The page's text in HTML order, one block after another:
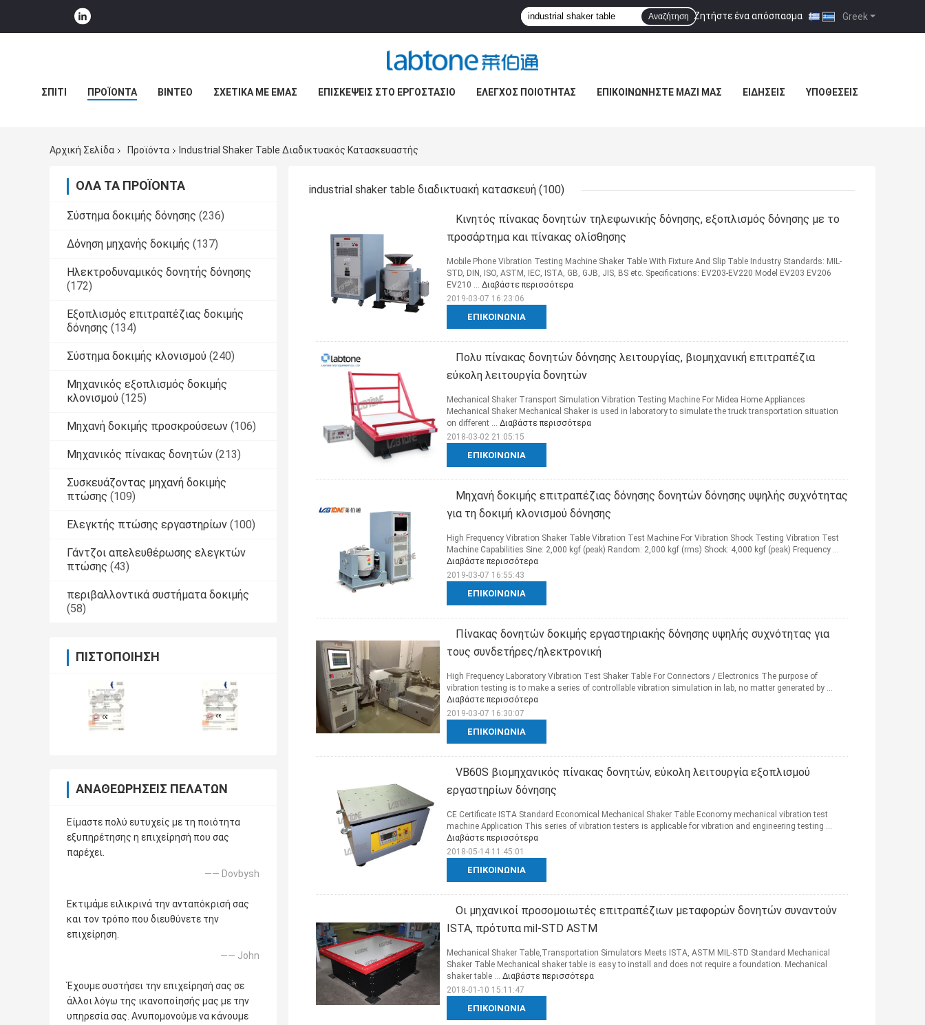
Greek
Ζητήστε ένα απόσπασμα |
Αναζήτηση
ΣΠΊΤΙ ΠΡΟΪΌΝΤΑ ΒΊΝΤΕΟ ΣΧΕΤΙΚΆ ΜΕ ΕΜΆΣ ΕΠΙΣΚΈΨΕΙΣ ΣΤΟ ΕΡΓΟΣΤΆΣΙΟ ΈΛΕΓΧΟΣ ΠΟΙΌΤΗΤΑΣ ΕΠΙΚΟΙΝΩΝΉΣΤΕ ΜΑΖΊ ΜΑΣ ΕΙΔΉΣΕΙΣ ΥΠΟΘΈΣΕΙΣ
Αρχική Σελίδα Προϊόντα Industrial Shaker Table Διαδικτυακός Κατασκευαστής
ΌΛΑ ΤΑ ΠΡΟΪΌΝΤΑ
Σύστημα δοκιμής δόνησης (236)
Δόνηση μηχανής δοκιμής (137)
Ηλεκτροδυναμικός δονητής δόνησης
(172)
Εξοπλισμός επιτραπέζιας δοκιμής
δόνησης (134)
Σύστημα δοκιμής κλονισμού (240)
Μηχανικός εξοπλισμός δοκιμής
κλονισμού (125)
Μηχανή δοκιμής προσκρούσεων (106)
Μηχανικός πίνακας δονητών (213)
Συσκευάζοντας μηχανή δοκιμής
πτώσης (109)
Ελεγκτής πτώσης εργαστηρίων (100)
Γάντζοι απελευθέρωσης ελεγκτών
πτώσης (43)
περιβαλλοντικά συστήματα δοκιμής
(58)
ΠΙΣΤΟΠΟΊΗΣΗ
ΑΝΑΘΕΩΡΉΣΕΙΣ ΠΕΛΑΤΏΝ
Είμαστε πολύ ευτυχείς με τη ποιότητα
εξυπηρέτησης η επιχείρησή που σας
παρέχει.
—— Dovbysh
Εκτιμάμε ειλικρινά την ανταπόκρισή σας
και τον τρόπο που διευθύνετε την
επιχείρηση.
—— John
Έχουμε συστήσει την επιχείρησή σας σε
άλλοι λόγω της ικανοποίησής μας με την
υπηρεσία σας. Ανυπομονούμε να κάνουμε
industrial shaker table διαδικτυακή κατασκευή (100)
Κινητός πίνακας δονητών τηλεφωνικής δόνησης, εξοπλισμός δόνησης με το
προσάρτημα και πίνακας ολίσθησης
ΕΠΙΚΟΙΝΩΝΊΑ
Mobile Phone Vibration Testing Machine Shaker Table With Fixture And Slip Table Industry Standards: MIL-
STD, DIN, ISO, ASTM, IEC, ISTA, GB, GJB, JIS, BS etc. Specifications: EV203-EV220 Model EV203 EV206
EV210 ... Διαβάστε περισσότερα
2019-03-07 16:23:06
Πολυ πίνακας δονητών δόνησης λειτουργίας, βιομηχανική επιτραπέζια
εύκολη λειτουργία δονητών
ΕΠΙΚΟΙΝΩΝΊΑ
Mechanical Shaker Transport Simulation Vibration Testing Machine For Midea Home Appliances
Mechanical Shaker Mechanical Shaker is used in laboratory to simulate the truck transportation situation
on different ... Διαβάστε περισσότερα
2018-03-02 21:05:15
Μηχανή δοκιμής επιτραπέζιας δόνησης δονητών δόνησης υψηλής συχνότητας
για τη δοκιμή κλονισμού δόνησης
ΕΠΙΚΟΙΝΩΝΊΑ
High Frequency Vibration Shaker Table Vibration Test Machine For Vibration Shock Testing Vibration Test
Machine Capabilities Sine: 2,000 kgf (peak) Random: 2,000 kgf (rms) Shock: 4,000 kgf (peak) Frequency ...
Διαβάστε περισσότερα
2019-03-07 16:55:43
Πίνακας δονητών δοκιμής εργαστηριακής δόνησης υψηλής συχνότητας για
τους συνδετήρες/ηλεκτρονική
ΕΠΙΚΟΙΝΩΝΊΑ
High Frequency Laboratory Vibration Test Shaker Table For Connectors / Electronics The purpose of
vibration testing is to make a series of controllable vibration simulation in lab, no matter generated by ...
Διαβάστε περισσότερα
2019-03-07 16:30:07
VB60S βιομηχανικός πίνακας δονητών, εύκολη λειτουργία εξοπλισμού
εργαστηρίων δόνησης
ΕΠΙΚΟΙΝΩΝΊΑ
CE Certificate ISTA Standard Economical Mechanical Shaker Table Economy mechanical vibration test
machine Application This series of vibration testers is applicable for vibration and engineering testing ...
Διαβάστε περισσότερα
2018-05-14 11:45:01
Οι μηχανικοί προσομοιωτές επιτραπέζιων μεταφορών δονητών συναντούν
ISTA, πρότυπα mil-STD ASTM
ΕΠΙΚΟΙΝΩΝΊΑ
Mechanical Shaker Table,Transportation Simulators Meets ISTA, ASTM MIL-STD Standard Mechanical
Shaker Table Mechanical shaker table is easy to install and does not require a foundation. Mechanical
shaker table ... Διαβάστε περισσότερα
2018-01-10 15:11:47